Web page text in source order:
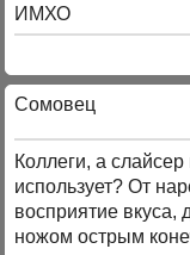
ИМХО
Сомовец
Коллеги, а
использует? От
восприятие вкуса,
ножом острым